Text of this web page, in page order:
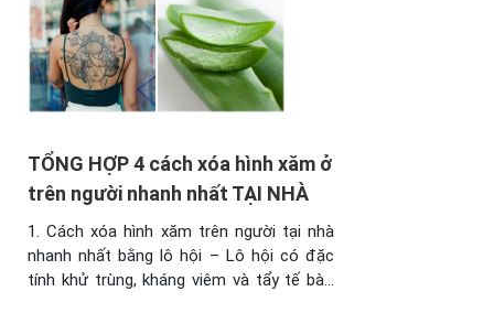
xăm hình, làm bào mòn và đào thải các tế
bào mực ...
TỔNG HỢP 4 cách xóa hình xăm ở
trên người nhanh nhất TẠI NHÀ
1. Cách xóa hình xăm trên người tại nhà
nhanh nhất bằng lô hội – Lô hội có đặc
tính khử trùng, kháng viêm và tẩy tế bào